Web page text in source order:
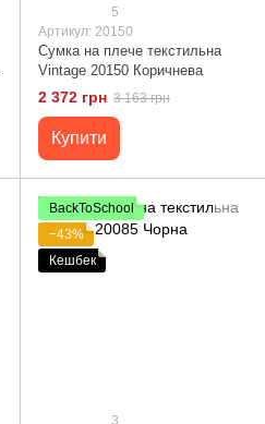
5
Артикул: 20150
Сумка на плече текстильна
Vintage 20150 Коричнева
2 372 грн 3 163 грн
Купити
BackToSchool
−43%
Кешбек